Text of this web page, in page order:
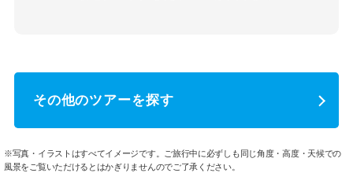
その他のツアーを探す
※写真・イラストはすべてイメージです。ご旅行中に必ずしも同じ角度・高度・天候での
風景をご覧いただけるとはかぎりませんのでご了承ください。